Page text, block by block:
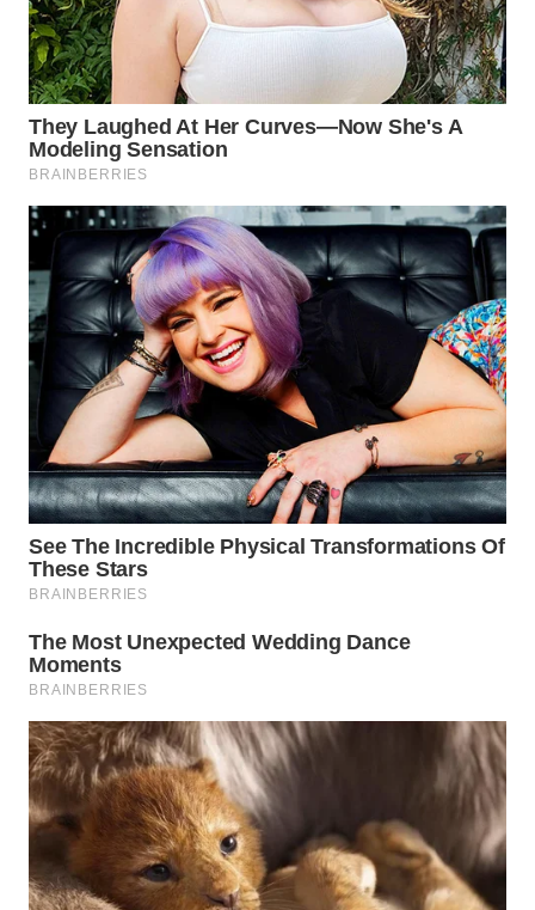
LABUANBAJO
WN
BORNEO
Wahana
Media
Group
WAHANA
NEWS
WAHANA
TANI
WAHANA
ADVOKAT
WAHANA
INFRASTRUKTUR
KONSUMEN
WAHANA
LISTRIK
WAHANA
TRAVEL
WAHANA
TV